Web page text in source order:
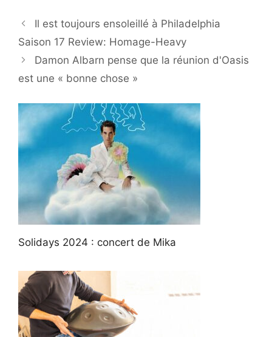
Il est toujours ensoleillé à Philadelphia
Saison 17 Review: Homage-Heavy
Damon Albarn pense que la réunion d'Oasis
est une « bonne chose »
Solidays 2024 : concert de Mika